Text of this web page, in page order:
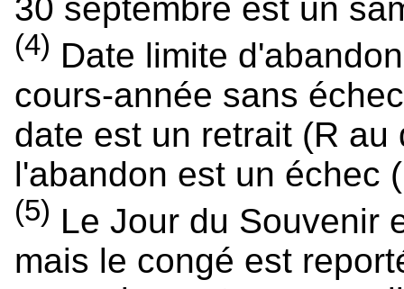
30 septembre est un
(4) Date limite
cours-année sans
date est un retrait (R
l'abandon est un échec
(5) Le Jour du Souvenir
mais le congé est